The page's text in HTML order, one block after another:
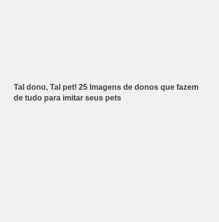
Tal dono, Tal pet! 25 Imagens de donos que fazem
de tudo para imitar seus pets